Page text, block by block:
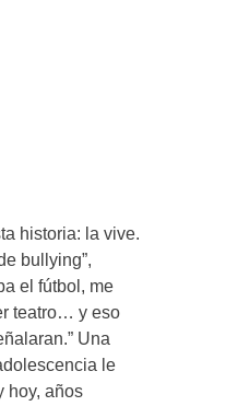
historia: la vive.
bullying”,
el fútbol, me
teatro… y eso
Una
le
hoy, años